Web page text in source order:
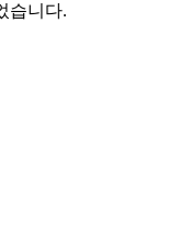
습니다.